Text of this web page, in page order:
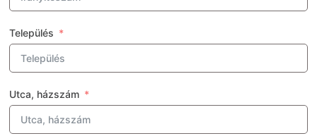
+
Település
Utca, házszám